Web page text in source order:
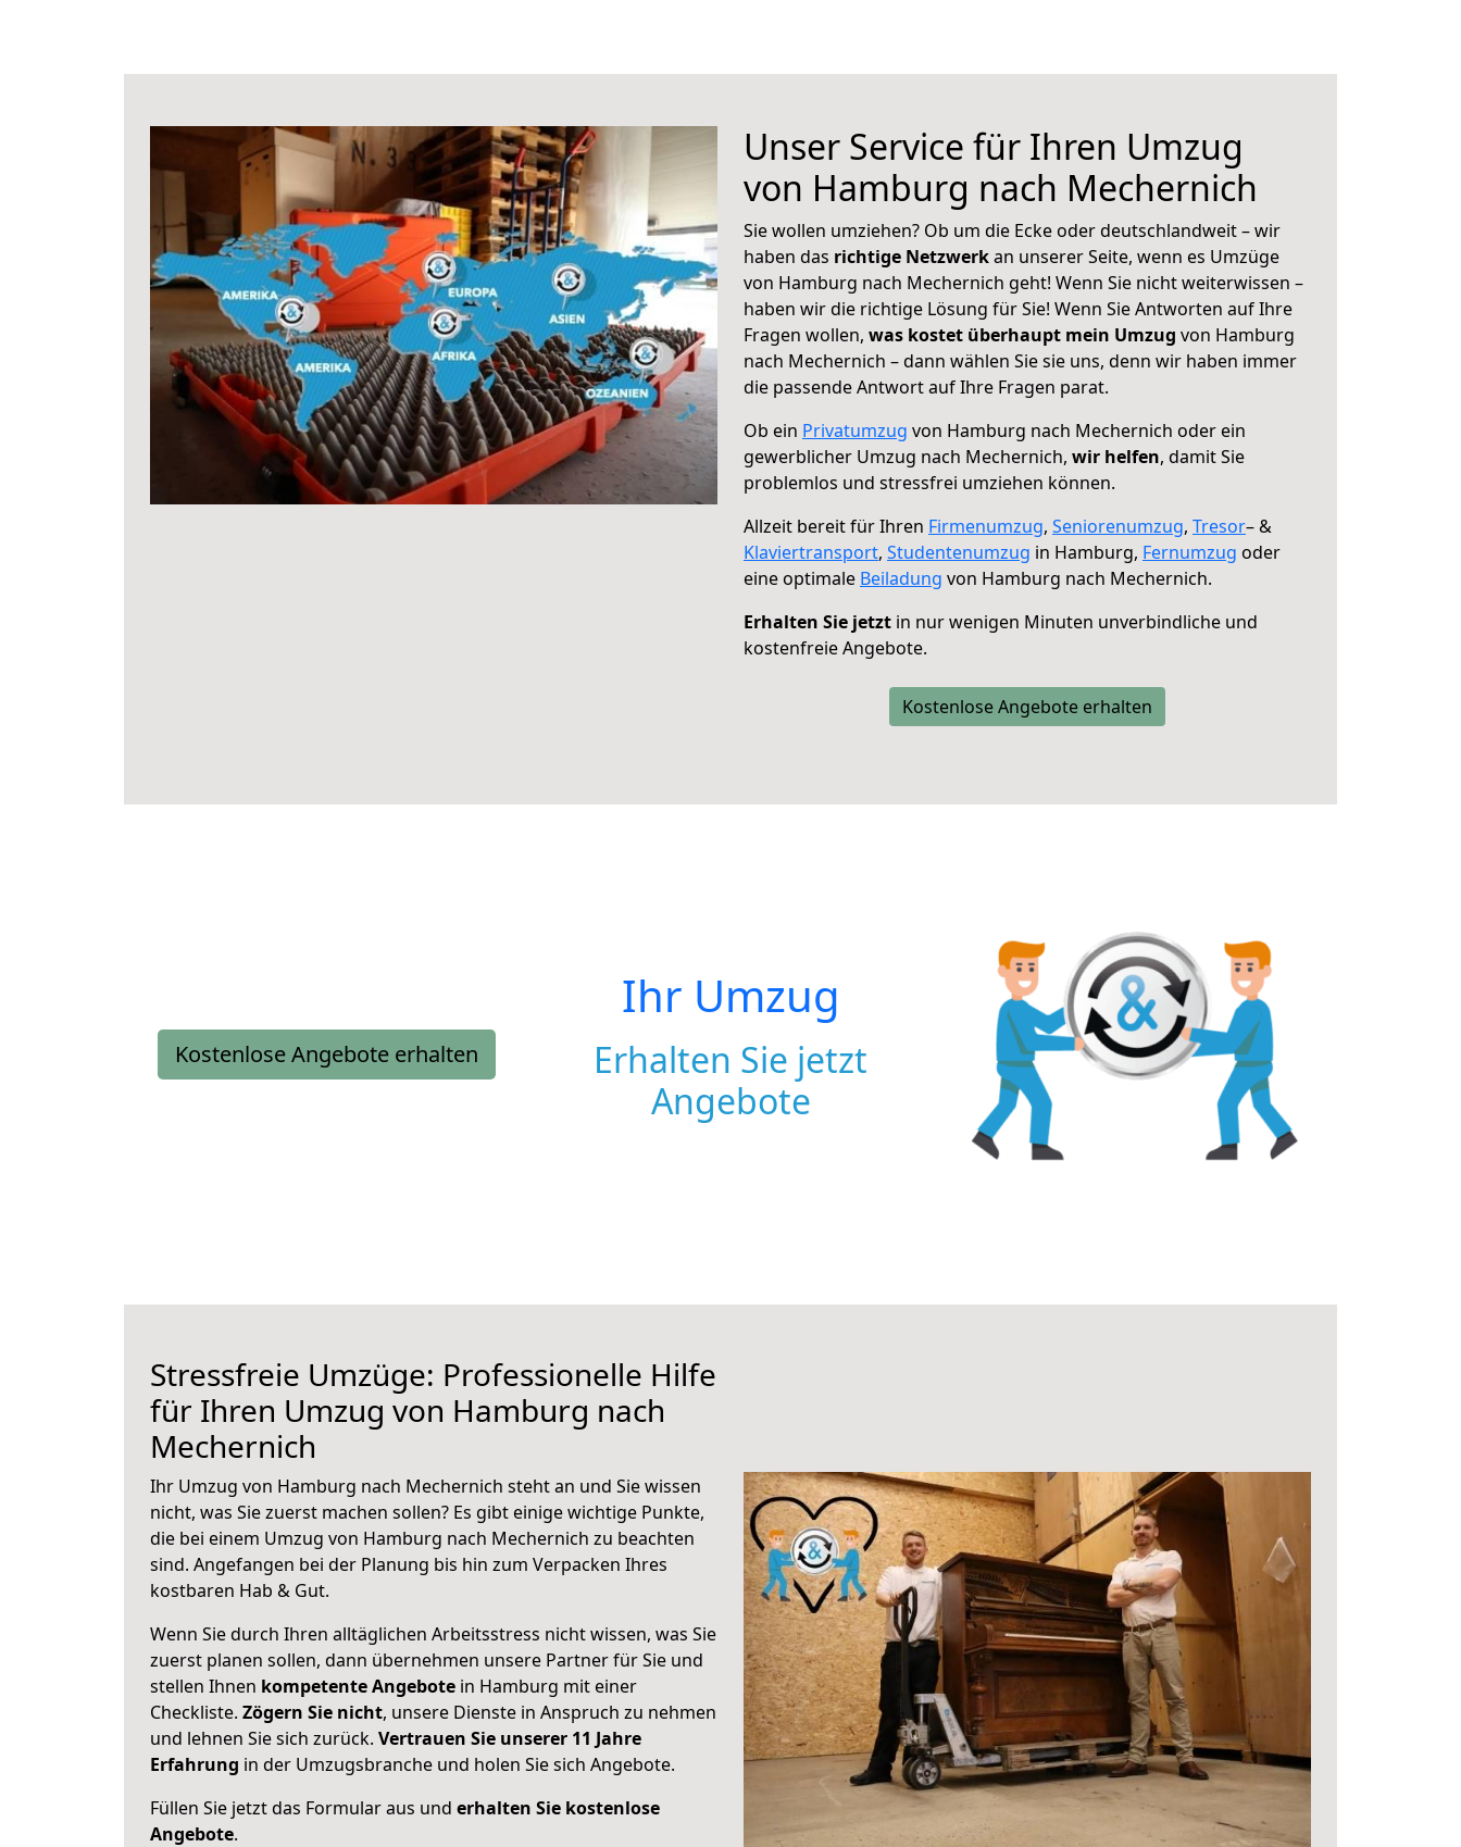
Unser Service für Ihren Umzug
von Hamburg nach Mechernich
Sie wollen umziehen? Ob um die Ecke oder deutschlandweit – wir
haben das richtige Netzwerkan unserer Seite, wenn es Umzüge
von Hamburg nach Mechernich geht! Wenn Sie nicht weiterwissen –
haben wir die richtige Lösung für Sie! Wenn Sie Antworten auf Ihre
Fragen wollen, was kostet überhaupt mein Umzug von Hamburg
nach Mechernich – dann wählen Sie sie uns, denn wir haben immer
die passende Antwort auf Ihre Fragen parat.
Ob ein Privatumzug von Hamburg nach Mechernich oder ein
gewerblicher Umzug nach Mechernich, wir helfen, damit Sie
problemlos und stressfrei umziehen können.
Allzeit bereit für Ihren Firmenumzug, Seniorenumzug, Tresor– &
Klaviertransport, Studentenumzug in Hamburg, Fernumzug oder
eine optimale Beiladung von Hamburg nach Mechernich.
Erhalten Sie jetzt in nur wenigen Minuten unverbindliche und
kostenfreie Angebote.
Kostenlose Angebote erhalten
Kostenlose Angebote erhalten
Ihr Umzug
Erhalten Sie jetzt
Angebote
Stressfreie Umzüge: Professionelle Hilfe
für Ihren Umzug von Hamburg nach
Mechernich
Ihr Umzug von Hamburg nach Mechernich steht an und Sie wissen
nicht, was Sie zuerst machen sollen? Es gibt einige wichtige Punkte,
die bei einem Umzug von Hamburg nach Mechernich zu beachten
sind. Angefangen bei der Planung bis hin zum Verpacken Ihres
kostbaren Hab & Gut.
Wenn Sie durch Ihren alltäglichen Arbeitsstress nicht wissen, was Sie
zuerst planen sollen, dann übernehmen unsere Partner für Sie und
stellen Ihnen kompetente Angebote in Hamburg mit einer
Checkliste. Zögern Sie nicht, unsere Dienste in Anspruch zu nehmen
und lehnen Sie sich zurück. Vertrauen Sie unserer 11 Jahre
Erfahrung in der Umzugsbranche und holen Sie sich Angebote.
Füllen Sie jetzt das Formular aus und erhalten Sie kostenlose
Angebote.